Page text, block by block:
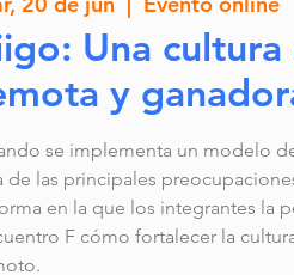
Una
y
se implementa un modelo
de las principales
en la que los integrantes la
F cómo fortalecer la